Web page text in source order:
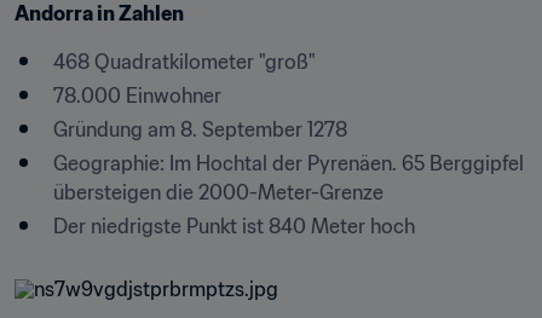
Andorra in Zahlen
468 Quadratkilometer "groß"
78.000 Einwohner
Gründung am 8. September 1278
Geographie: Im Hochtal der Pyrenäen. 65 Berggipfel
übersteigen die 2000-Meter-Grenze
Der niedrigste Punkt ist 840 Meter hoch